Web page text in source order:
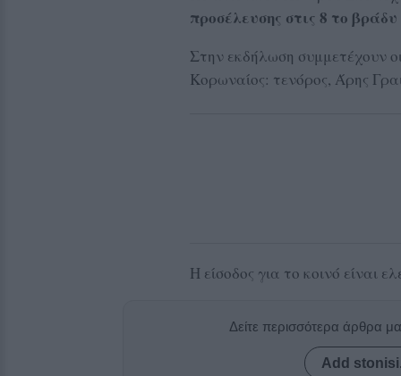
προσέλευσης στις 8 το βράδυ
Στην εκδήλωση συμμετέχουν
Κορωναίος: τενόρος, Άρης
Η είσοδος για το κοινό είναι
Δείτε περισσότερα άρθρα
Add